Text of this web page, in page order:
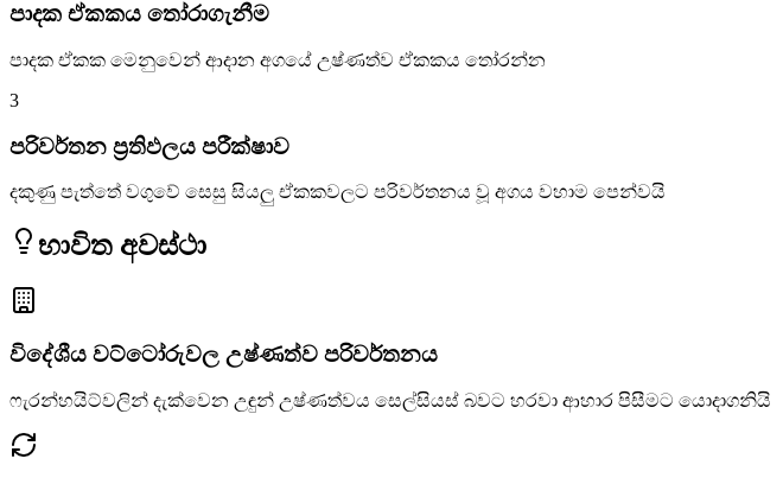
පාදක ඒකකය තෝරාගැනීම
පාදක ඒකක මෙනුවෙන් ආදාන අගයේ උෂ්ණත්ව ඒකකය තෝරන්න
3
පරිවර්තන ප්‍රතිඵලය පරීක්ෂාව
දකුණු පැත්තේ වගුවේ සෙසු සියලු ඒකකවලට පරිවර්තනය වූ අගය වහාම පෙන්වයි
භාවිත අවස්ථා
විදේශීය වට්ටෝරුවල උෂ්ණත්ව පරිවර්තනය
ෆැරන්හයිට්වලින් දැක්වෙන උඳුන් උෂ්ණත්වය සෙල්සියස් බවට හරවා ආහාර පිසීමට යොදාගනියි